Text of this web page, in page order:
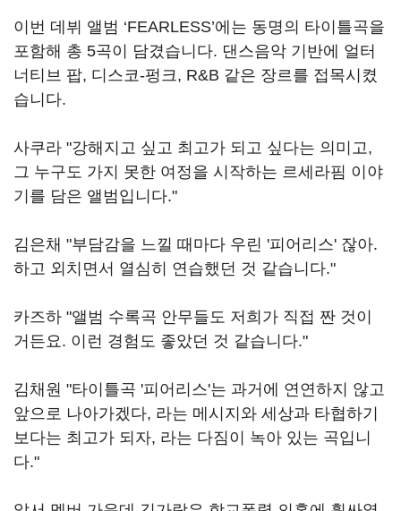
이번 데뷔 앨범 ‘FEARLESS’에는 동명의 타이틀곡을
포함해 총 5곡이 담겼습니다. 댄스음악 기반에 얼터
너티브 팝, 디스코-펑크, R&B 같은 장르를 접목시켰
습니다.
사쿠라 "강해지고 싶고 최고가 되고 싶다는 의미고,
그 누구도 가지 못한 여정을 시작하는 르세라핌 이야
기를 담은 앨범입니다."
김은채 "부담감을 느낄 때마다 우린 '피어리스' 잖아.
하고 외치면서 열심히 연습했던 것 같습니다."
카즈하 "앨범 수록곡 안무들도 저희가 직접 짠 것이
거든요. 이런 경험도 좋았던 것 같습니다."
김채원 "타이틀곡 '피어리스'는 과거에 연연하지 않고
앞으로 나아가겠다, 라는 메시지와 세상과 타협하기
보다는 최고가 되자, 라는 다짐이 녹아 있는 곡입니
다."